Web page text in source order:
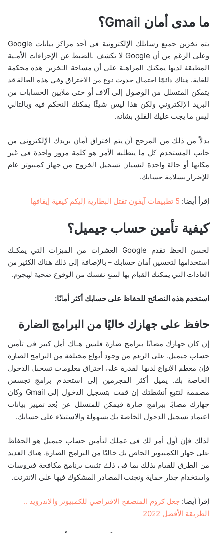
ما مدى أمان Gmail؟
يتم تخزين جميع رسائلك الإلكترونية في أحد مراكز بيانات Google
وعلى الرغم من أن Google لا تكشف بالضبط عن الإجراءات الأمنية
المطبقة لديها يمكنك المراهنة على أن مساحة التخزين هذه محكمة
للغاية. هناك دائمًا احتمال حدوث نوع من الاختراق وفي هذه الحالة قد
يتمكن المتسلل من الوصول إلى آلاف أو حتى ملايين الحسابات من
البريد الإلكتروني ولكن هذا ليس شيئًا يمكنك التحكم فيه وبالتالي
ليس ما يجب عليك القلق بشأنه.
بدلاً من ذلك من المرجح أن يتم اختراق أمان بريدك الإلكتروني من
جانب المستخدم كل ما يتطلبه الأمر هو كلمة مرور واحدة في غير
مكانها أو حالة واحدة لنسيان تسجيل الخروج من جهاز كمبيوتر عام
للإضرار بسلامة حسابك.
إقرأ أيضا: 5 تطبيقات آيفون تقتل البطارية إليكم كيفية إيقافها
كيفية تأمين حساب جيميل؟
لحسن الحظ تقدم Google العشرات من الميزات التي يمكنك
استخدامها لتحسين أمان حسابك – بالإضافة إلى ذلك هناك الكثير من
العادات التي يمكنك القيام بها لمنع نفسك من الوقوع ضحية لهجوم.
استخدم هذه النصائح للحفاظ على حسابك أكثر أمانًا:
حافظ على جهازك خاليًا من البرامج الضارة
إن كان جهازك مصابًا ببرامج ضارة فليس هناك أمل كبير في تأمين
حساب جيميل. على الرغم من وجود أنواع مختلفة من البرامج الضارة
فإن معظم الأنواع لديها القدرة على اختراق معلومات تسجيل الدخول
الخاصة بك. يميل أكثر المجرمين إلى استخدام برامج تجسس
مصممة لتتبع أنشطتك إن قمت بتسجيل الدخول إلى Gmail وكان
جهازك مصابًا ببرامج ضارة فيمكن للمتسلل عن بُعد تمييز بيانات
اعتماد تسجيل الدخول الخاصة بك بسهولة والاستيلاء على حسابك.
لذلك فإن أول أمر لك في عملك لتأمين حساب جيميل هو الحفاظ
على جهاز الكمبيوتر الخاص بك خاليًا من البرامج الضارة. هناك العديد
من الطرق للقيام بذلك بما في ذلك تثبيت برنامج مكافحة فيروسات
واستخدام جدار حماية وتجنب المصادر المشكوك فيها على الإنترنت.
إقرأ أيضا: جعل كروم المتصفح الافتراضي للكمبيوتر والاندرويد ..
الطريقة الأفضل 2022